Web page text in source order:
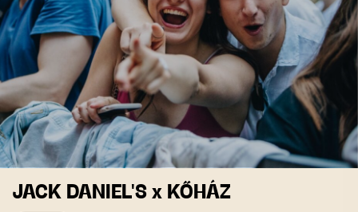
JACK DANIEL'S x KŐHÁZ